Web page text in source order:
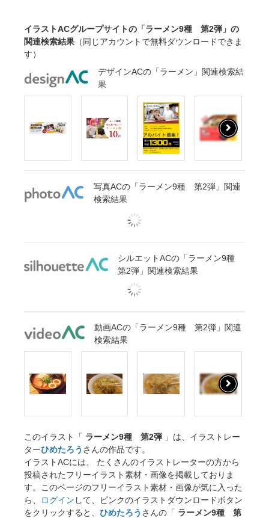
イラストACグループサイトの「ラーメン9種 第2弾」の
関連検索結果 （同じアカウントで無料ダウンロードできま
す）
デザインACの「ラーメン」関連検索結
果
写真ACの「ラーメン9種 第2弾」関連
検索結果
シルエットACの「ラーメン9種
第2弾」関連検索結果
動画ACの「ラーメン9種 第2弾」関連
検索結果
このイラスト「 ラーメン9種 第2弾 」は、イラストレー
ターひめたろう さんの作品です。
イラストACには、 たくさんのイラストレーターの方から
投稿されたフリーイラスト素材・画像を掲載しておりま
す。このページのフリーイラスト素材・画像が気に入った
ら、
ログイン して、ピンクのイラストダウンロードボタン
をクリックすると、 ひめたろう さんの「 ラーメン9種 第